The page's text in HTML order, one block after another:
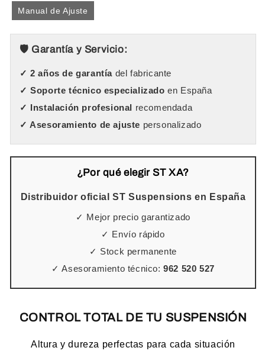
Manual de Ajuste
🛡️ Garantía y Servicio:
✓ 2 años de garantía del fabricante
✓ Soporte técnico especializado en España
✓ Instalación profesional recomendada
✓ Asesoramiento de ajuste personalizado
¿Por qué elegir ST XA?
Distribuidor oficial ST Suspensions en España
✓ Mejor precio garantizado
✓ Envío rápido
✓ Stock permanente
✓ Asesoramiento técnico:962 520 527
CONTROL TOTAL DE TU SUSPENSIÓN
Altura y dureza perfectas para cada situación